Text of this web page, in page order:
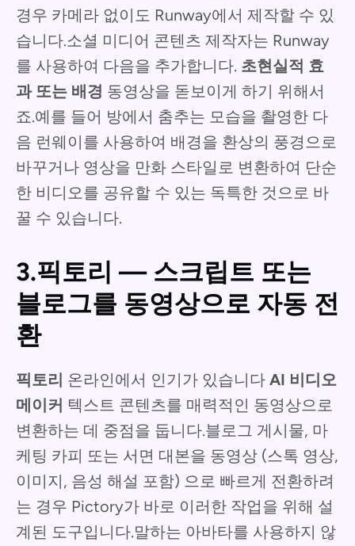
경우 카메라 없이도 Runway에서 제작할 수 있
습니다.소셜 미디어 콘텐츠 제작자는 Runway
를 사용하여 다음을 추가합니다. 초현실적 효
과 또는 배경 동영상을 돋보이게 하기 위해서
죠.예를 들어 방에서 춤추는 모습을 촬영한 다
음 런웨이를 사용하여 배경을 환상의 풍경으로
바꾸거나 영상을 만화 스타일로 변환하여 단순
한 비디오를 공유할 수 있는 독특한 것으로 바
꿀 수 있습니다.
3.픽토리 — 스크립트 또는
블로그를 동영상으로 자동 전
환
픽토리 온라인에서 인기가 있습니다 AI 비디오
메이커 텍스트 콘텐츠를 매력적인 동영상으로
변환하는 데 중점을 둡니다.블로그 게시물, 마
케팅 카피 또는 서면 대본을 동영상 (스톡 영상,
이미지, 음성 해설 포함) 으로 빠르게 전환하려
는 경우 Pictory가 바로 이러한 작업을 위해 설
계된 도구입니다.말하는 아바타를 사용하지 않